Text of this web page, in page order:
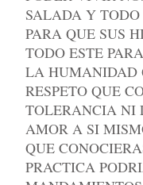
SALADA Y
PARA QUE SUS
TODO ESTE
LA HUMANIDAD
RESPETO QUE
TOLERANCIA NI
AMOR A SI
QUE
PRACTICA